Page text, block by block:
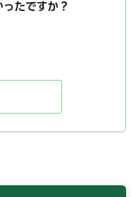
たですか？